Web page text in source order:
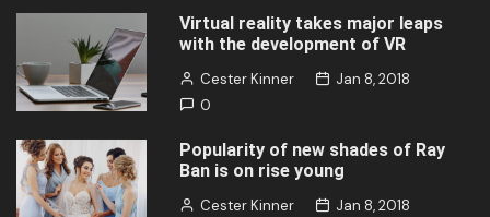
Virtual reality takes major leaps
with the development of VR
Cester Kinner
Jan 8, 2018
0
Popularity of new shades of Ray
Ban is on rise young
Cester Kinner
Jan 8, 2018